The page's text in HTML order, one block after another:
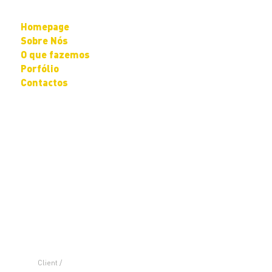
Homepage
Sobre Nós
O que fazemos
Porfólio
Contactos
Client /